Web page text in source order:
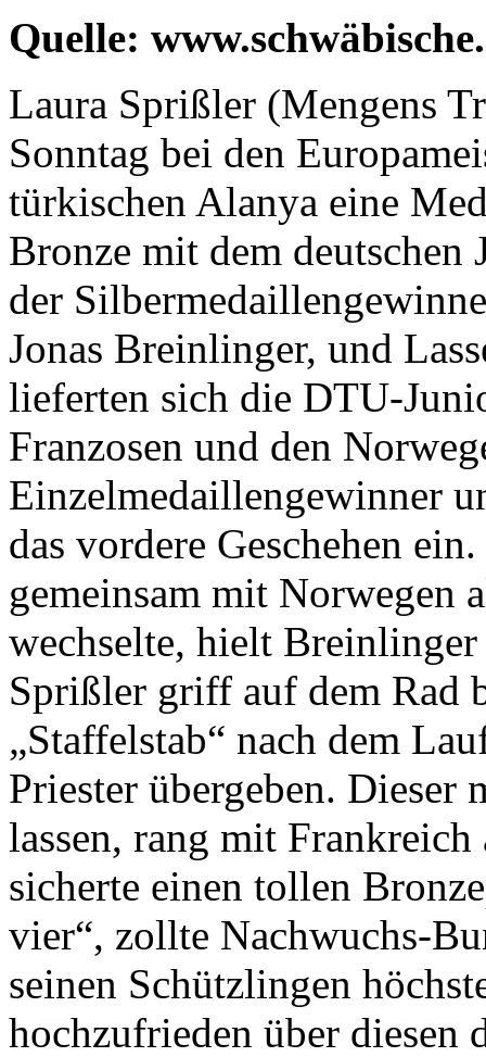
Quelle:
Laura Sprißler (Mengens
Sonntag bei den
türkischen Alanya eine
Bronze mit dem deutschen
der
Jonas Breinlinger, und
lieferten sich die DTU-
Franzosen und den
Einzelmedaillengewinner
das vordere Geschehen
gemeinsam mit Norwegen
wechselte, hielt
Sprißler griff auf dem Rad
„Staffelstab“ nach dem
Priester übergeben. Dieser
lassen, rang mit
sicherte einen tollen
vier“, zollte Nachwuchs-
seinen Schützlingen
hochzufrieden über diesen